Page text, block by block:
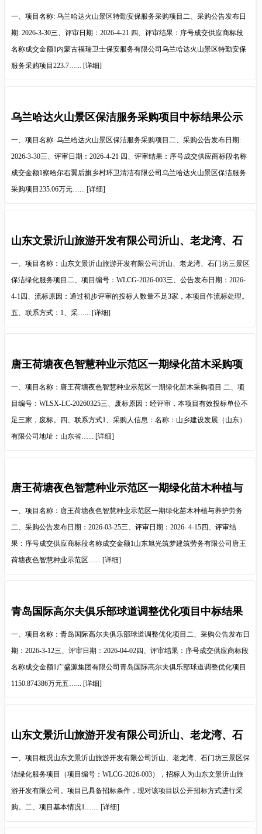
公示
一、项目名称: 乌兰哈达火山景区特勤安保服务采购项目二、采购公告发布日
期: 2026-3-30三、评审日期：2026-4-21 四、评审结果：序号成交供应商标段
名称成交金额1内蒙古福瑞卫士保安服务有限公司乌兰哈达火山景区特勤安保
服务采购项目223.7…... [详细]
乌兰哈达火山景区保洁服务采购项目中标结果公示
一、项目名称: 乌兰哈达火山景区保洁服务采购项目二、采购公告发布日期:
2026-3-30三、评审日期：2026-4-21 四、评审结果：序号成交供应商标段名称
成交金额1察哈尔右翼后旗乡村环卫清洁有限公司乌兰哈达火山景区保洁服务
采购项目235.06万元…... [详细]
山东文景沂山旅游开发有限公司沂山、老龙湾、石
门坊三景区保洁绿化服务项目流标公告
一、项目名称：山东文景沂山旅游开发有限公司沂山、老龙湾、石门坊三景区
保洁绿化服务项目二、项目编号：WLCG-2026-003三、公告发布日期：2026-
4-1四、流标原因：通过初步评审的投标人数量不足3家，本项目作流标处理。
五、联系方式：1、采…... [详细]
唐王荷塘夜色智慧种业示范区一期绿化苗木采购项
目废标公告
一、项目名称：唐王荷塘夜色智慧种业示范区一期绿化苗木采购项目 二、项
目编号：WLSX-LC-20260325三、废标原因：经评审，本项目有效投标单位不
足三家，废标。四、联系方式1、采购人信息：名称：山乡建设发展（山东）
有限公司地址：山东省…... [详细]
唐王荷塘夜色智慧种业示范区一期绿化苗木种植与
养护劳务中标结果公示
一、项目名称：唐王荷塘夜色智慧种业示范区一期绿化苗木种植与养护劳务
二、采购公告发布日期：2026-03-25三、评审日期：2026- 4-15四、评审结
果：序号成交供应商标段名称成交金额1山东旭光筑梦建筑劳务有限公司唐王
荷塘夜色智慧种业示范区…... [详细]
青岛国际高尔夫俱乐部球道调整优化项目中标结果
公示
一、项目名称：青岛国际高尔夫俱乐部球道调整优化项目二、采购公告发布日
期：2026-3-12三、评审日期：2026-04-02四、评审结果：序号成交供应商标段
名称成交金额1广盛源集团有限公司青岛国际高尔夫俱乐部球道调整优化项目
1150.874386万元五…... [详细]
山东文景沂山旅游开发有限公司沂山、老龙湾、石
门坊三景区保洁绿化服务项目招标公告
一、项目概况山东文景沂山旅游开发有限公司沂山、老龙湾、石门坊三景区保
洁绿化服务项目（项目编号：WLCG-2026-003），招标人为山东文景沂山旅
游开发有限公司。项目已具备招标条件，现对该项目以公开招标方式进行采
购。二、项目基本情况1.…... [详细]